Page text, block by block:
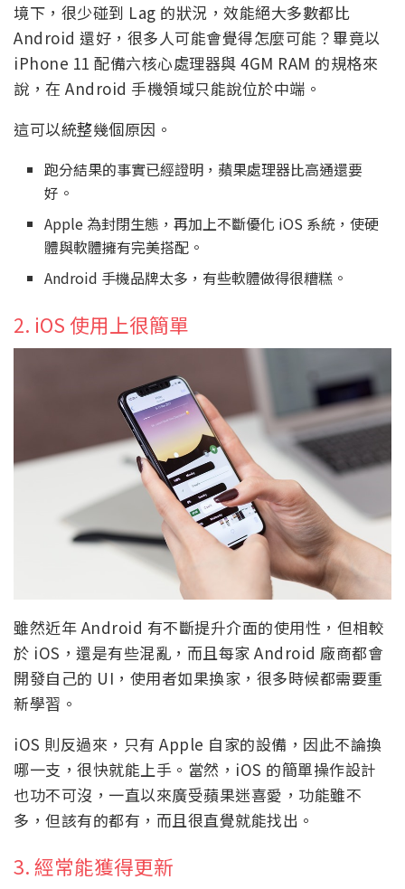
境下，很少碰到 Lag 的狀況，效能絕大多數都比
Android 還好，很多人可能會覺得怎麼可能？畢竟以
iPhone 11 配備六核心處理器與 4GM RAM 的規格來
說，在 Android 手機領域只能說位於中端。
這可以統整幾個原因。
跑分結果的事實已經證明，蘋果處理器比高通還要
好。
Apple 為封閉生態，再加上不斷優化 iOS 系統，使硬
體與軟體擁有完美搭配。
Android 手機品牌太多，有些軟體做得很糟糕。
2. iOS 使用上很簡單
雖然近年 Android 有不斷提升介面的使用性，但相較
於 iOS，還是有些混亂，而且每家 Android 廠商都會
開發自己的 UI，使用者如果換家，很多時候都需要重
新學習。
iOS 則反過來，只有 Apple 自家的設備，因此不論換
哪一支，很快就能上手。當然，iOS 的簡單操作設計
也功不可沒，一直以來廣受蘋果迷喜愛，功能雖不
多，但該有的都有，而且很直覺就能找出。
3. 經常能獲得更新